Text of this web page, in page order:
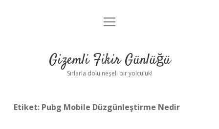
Anasayfa
Yasal Uyarı
menüyü
Gizemli Fikir Günlüğü
Sırlarla dolu neşeli bir yolculuk!
Etiket: Pubg Mobile Düzgünleştirme Nedir